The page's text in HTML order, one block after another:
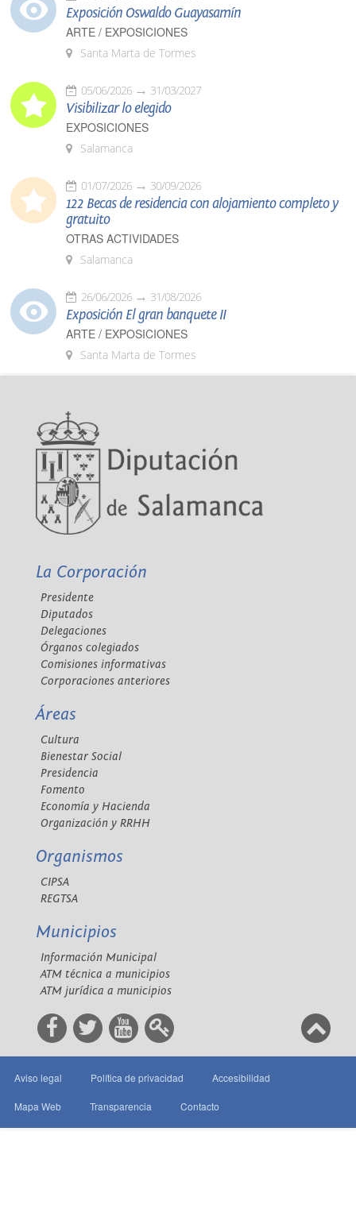
Exposición Oswaldo Guayasamín
ARTE / EXPOSICIONES
Santa Marta de Tormes
05/06/2026 31/03/2027
Visibilizar lo elegido
EXPOSICIONES
Salamanca
01/07/2026 30/09/2026
122 Becas de residencia con alojamiento completo y
gratuito
OTRAS ACTIVIDADES
Salamanca
26/06/2026 31/08/2026
Exposición El gran banquete II
ARTE / EXPOSICIONES
Santa Marta de Tormes
La Corporación
Presidente
Diputados
Delegaciones
Órganos colegiados
Comisiones informativas
Corporaciones anteriores
Áreas
Cultura
Bienestar Social
Presidencia
Fomento
Economía y Hacienda
Organización y RRHH
Organismos
CIPSA
REGTSA
Municipios
Información Municipal
ATM técnica a municipios
ATM jurídica a municipios
Aviso legal Política de privacidad Accesibilidad
Mapa Web Transparencia Contacto